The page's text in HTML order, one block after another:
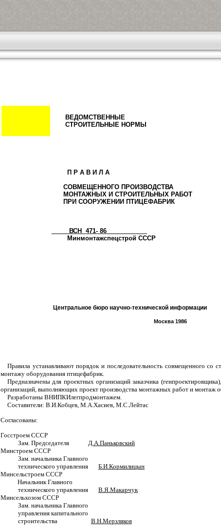
ВЕДОМСТВЕННЫЕ
СТРОИТЕЛЬНЫЕ НОРМЫ
П Р А В И Л А
СОВМЕЩЕННОГО ПРОИЗВОДСТВА
МОНТАЖНЫХ И СТРОИТЕЛЬНЫХ РАБОТ
ПРИ СООРУЖЕНИИ ПТИЦЕФАБРИК
ВСН 471- 86_____
Минмонтажспецстрой СССР
Центральное бюро научно-технической информации
Москва 1986
Правила устанавливают порядок и последовательность совмещенного со
монтажу оборудования птицефабрик.
Предназначены для проектных организаций заказчика
организаций, выполняющих проект производства монтажных работ и монтаж
Разработаны ВНИПКИлегпродмонтажем.
Составители: В.И.Кобцев, М.А.Хасиев, М.С.Лейтас
Согласованы:
Госстроем СССР
Зам. Председателя Д.А.Паньковский
Минстроем СССР
Зам. начальника Главного
технического управления Б.И.Кормилицын
Минсельстроем СССР
Начальник Главного
технического управления В.Я.Макарчук
Минсельхозом СССР
Зам. начальника Главного
управления капитального
строительства В.Н.Мерзляков